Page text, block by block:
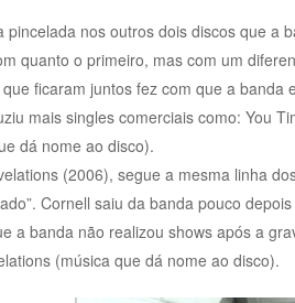
pincelada nos outros dois discos que a
quanto o primeiro, mas com um
ficaram juntos fez com que a
mais singles comerciais como: You
dá nome ao disco).
(2006), segue a mesma linha
Cornell saiu da banda pouco
a banda não realizou shows após a
(música que dá nome ao disco).